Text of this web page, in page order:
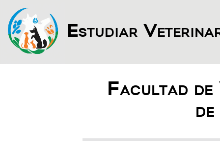
Estudiar
Facultad de